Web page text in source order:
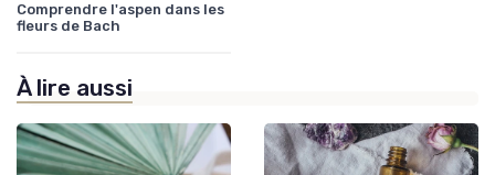
Comprendre l'aspen dans les
fleurs de Bach
À lire aussi